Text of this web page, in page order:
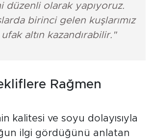
düzenli olarak yapıyoruz.
birinci gelen kuşlarımız
altın kazandırabilir."
Rağmen
kalitesi ve soyu dolayısıyla
ilgi gördüğünü anlatan